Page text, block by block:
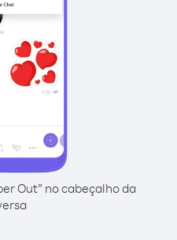
Out” no cabeçalho da